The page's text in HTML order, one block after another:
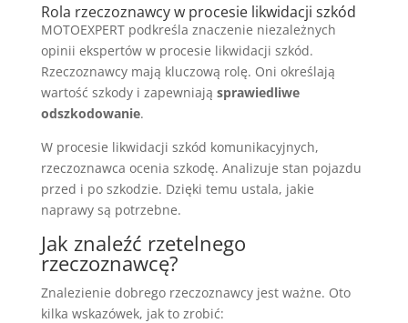
Rola rzeczoznawcy w procesie likwidacji szkód
MOTOEXPERT podkreśla znaczenie niezależnych
opinii ekspertów w procesie likwidacji szkód.
Rzeczoznawcy mają kluczową rolę. Oni określają
wartość szkody i zapewniają sprawiedliwe
odszkodowanie.
W procesie likwidacji szkód komunikacyjnych,
rzeczoznawca ocenia szkodę. Analizuje stan pojazdu
przed i po szkodzie. Dzięki temu ustala, jakie
naprawy są potrzebne.
Jak znaleźć rzetelnego
rzeczoznawcę?
Znalezienie dobrego rzeczoznawcy jest ważne. Oto
kilka wskazówek, jak to zrobić: